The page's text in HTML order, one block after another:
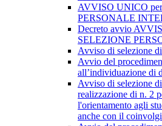
AVVISO UNICO
PERSONALE
Decreto avvio
SELEZIONE
Avviso di selezione
Avvio del
all’individuazione di
Avviso di selezione
realizzazione di n. 2
l'orientamento agli
anche con il